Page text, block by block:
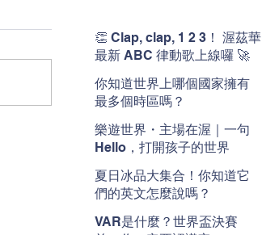
👏 Clap, clap, 1 2 3！ 渥茲華
最新 ABC 律動歌上線囉 🚀
你知道世界上哪個國家擁有
最多個時區嗎？
樂遊世界・主場在渥｜一句
Hello，打開孩子的世界
夏日冰品大集合！你知道它
們的英文怎麼說嗎？
VAR是什麼？世界盃決賽